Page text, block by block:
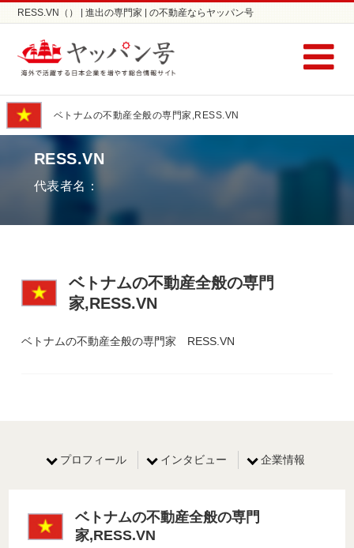
RESS.VN（） | 進出の専門家 | の不動産ならヤッパン号
ベトナムの不動産全般の専門家,RESS.VN
RESS.VN
代表者名：
ベトナムの不動産全般の専門
家,RESS.VN
ベトナムの不動産全般の専門家 RESS.VN
プロフィール インタビュー 企業情報
ベトナムの不動産全般の専門
家,RESS.VN